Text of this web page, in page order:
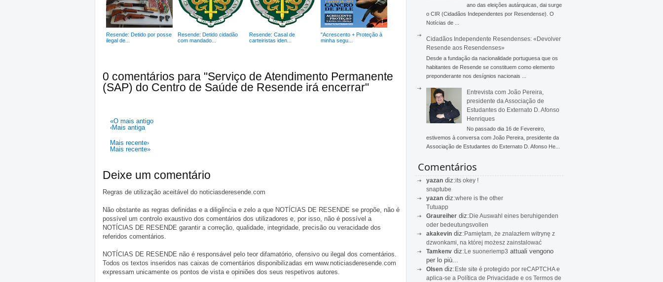
Resende: Detido por posse
ilegal de...
Resende: Detido cidadão
com mandado...
Resende: Casal de
carteiristas iden...
"Acrescento + Proteção à
minha segu...
0 comentários para "Serviço de Atendimento Permanente
(SAP) do Centro de Saúde de Resende irá encerrar"
«O mais antigo
‹Mais antiga
Mais recente›
Mais recente»
Deixe um comentário
Regras de utilização aceitável do noticiasderesende.com
Não obstante as regras definidas e a diligência e zelo a que NOTÍCIAS DE RESENDE se propõe, não é
possível um controlo exaustivo dos comentários dos utilizadores e, por isso, não é possível a
NOTÍCIAS DE RESENDE garantir a correção, qualidade, integridade, precisão ou veracidade dos
referidos comentários.
NOTÍCIAS DE RESENDE não é responsável pelo teor difamatório, ofensivo ou ilegal dos comentários.
Todos os textos inseridos nas caixas de comentários disponibilizadas em www.noticiasderesende.com
expressam unicamente os pontos de vista e opiniões dos seus respetivos autores.
ano das eleições autárquicas, dai surge
o CIR (Cidadãos Independentes por Resendense). O
Notícias de ...
Cidadãos Independente Resendenses: «Devolver
Resende aos Resendenses»
Desde a fundação da nacionalidade portuguesa que os
habitantes de Resende se constituem como elemento
preponderante nos desígnios nacionais ...
Entrevista com João Pereira,
presidente da Associação de
Estudantes do Externato D. Afonso
Henriques
No passado dia 16 de Fevereiro,
estivemos à conversa com João Pereira, presidente da
Associação de Estudantes do Externato D. Afonso He...
Comentários
yazan diz:its okey !
snaptube
yazan diz:where is the other
Tutuapp
Graureiher diz:Die Auswahl eines beruhigenden
oder bedeutungsvollen
akakevin diz:Pamiętam, że znalazłem witrynę z
dzwonkami, na której możesz zainstalować
Tamkenv diz:Le suoneriemp3 attuali vengono
per lo più...
Olsen diz:Este site é protegido por reCAPTCHA e
aplica-se a Política de Privacidade e os Termos de